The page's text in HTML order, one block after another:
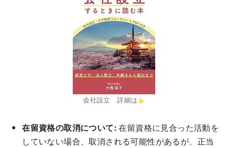
会社設立 詳細は
在留資格の取消について: 在留資格に見合った活動を
していない場合、取消される可能性があるが、正当